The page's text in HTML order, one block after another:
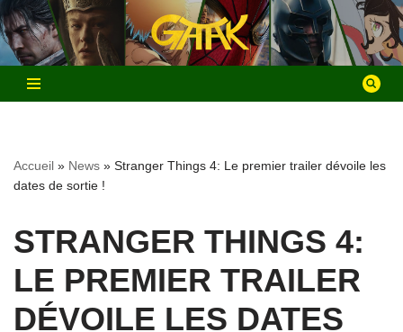
Aller
au
contenu
Accueil » News » Stranger Things 4: Le premier trailer dévoile les
dates de sortie !
STRANGER THINGS 4:
LE PREMIER TRAILER
DÉVOILE LES DATES